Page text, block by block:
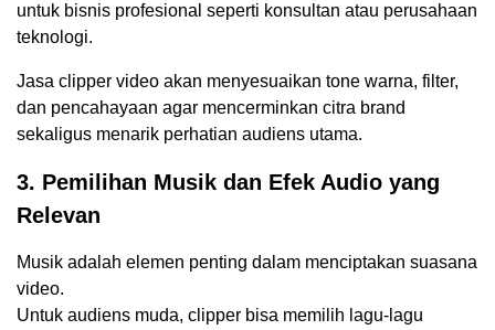
untuk bisnis profesional seperti konsultan atau perusahaan
teknologi.
Jasa clipper video akan menyesuaikan tone warna, filter,
dan pencahayaan agar mencerminkan citra brand
sekaligus menarik perhatian audiens utama.
3. Pemilihan Musik dan Efek Audio yang
Relevan
Musik adalah elemen penting dalam menciptakan suasana
video.
Untuk audiens muda, clipper bisa memilih lagu-lagu